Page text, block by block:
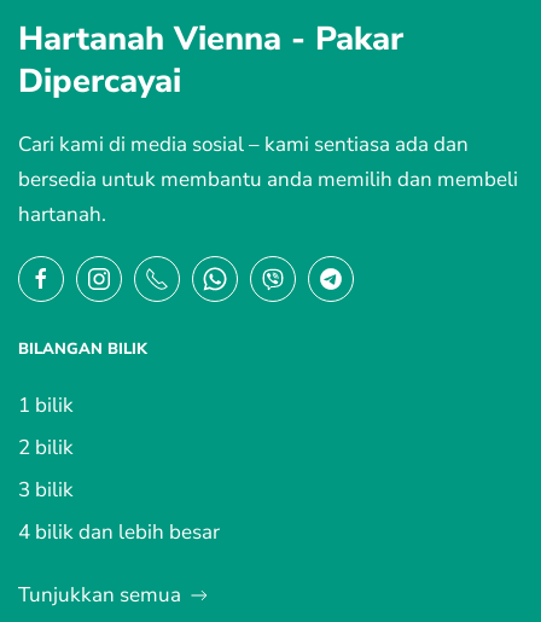
Hartanah Vienna - Pakar
Dipercayai
Cari kami di media sosial – kami sentiasa ada dan
bersedia untuk membantu anda memilih dan membeli
hartanah.
BILANGAN BILIK
1 bilik
2 bilik
3 bilik
4 bilik dan lebih besar
Tunjukkan semua